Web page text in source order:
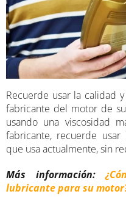
Recuerde usar la calidad
fabricante del motor de
usando una viscosidad
fabricante, recuerde
que usa actualmente, sin
Más información:
lubricante para su